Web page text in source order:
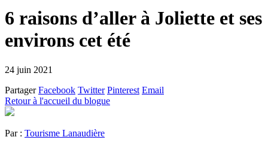
6 raisons d’aller à Joliette et ses
environs cet été
24 juin 2021
Partager Facebook Twitter Pinterest Email
Retour à l'accueil du blogue
Par : Tourisme Lanaudière